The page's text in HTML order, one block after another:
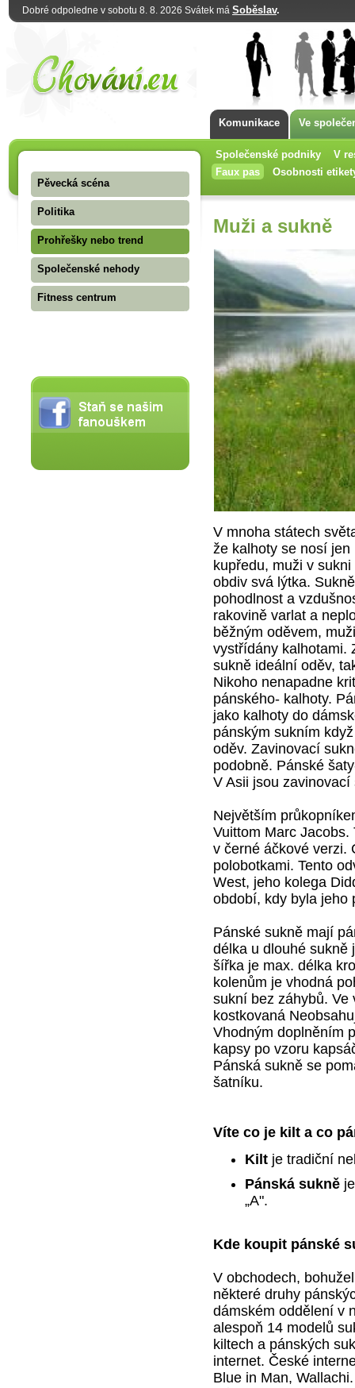
Dobré odpoledne v sobotu 8. 8. 2026 Svátek má Soběslav.
Komunikace Ve
Společenské podniky
V
Faux pas
Osobnosti
Pěvecká scéna
Politika
Prohřešky nebo trend
Společenské nehody
Fitness centrum
Muži a sukně
V mnoha státech
že kalhoty se nosí
kupředu, muži v
obdiv svá lýtka.
pohodlnost a
rakovině varlat a
běžným oděvem,
vystřídány kalhotami.
sukně ideální oděv,
Nikoho nenapadne
pánského- kalhoty.
jako kalhoty do
pánským sukním
oděv. Zavinovací
podobně. Pánské
V Asii jsou zavinovací
Největším
Vuittom Marc
v černé áčkové verzi.
polobotkami. Tento
West, jeho kolega
období, kdy byla jeho
Pánské sukně mají
délka u dlouhé sukně
šířka je max. délka
kolenům je vhodná
sukní bez záhybů. Ve
kostkovaná
Vhodným doplněním
kapsy po vzoru
Pánská sukně se
šatníku.
Víte co je kilt a co
Kilt je tradiční
Pánská sukně
„A".
Kde koupit pánské
V obchodech,
některé druhy
dámském oddělení v
alespoň 14 modelů
kiltech a pánských
internet. České
Blue in Man,